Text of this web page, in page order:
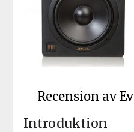
Recension av
Introduktion